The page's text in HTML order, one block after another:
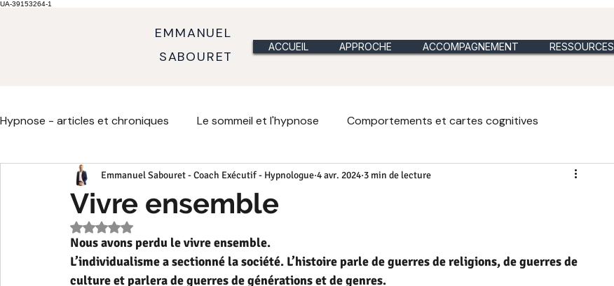
UA-39153264-1
EMMANUEL
SABOURET
ACCUEIL APPROCHE ACCOMPAGNEMENT RESSOURCES
Hypnose - articles et chroniques Le sommeil et l'hypnose Comportements et cartes cognitives
Métaphores comportement et émotions Métaphores et analogies du jour
Communiquer Fondement de l'hypnose
Vivre ensemble
Emmanuel Sabouret - Coach Exécutif - Hypnologue 4 avr. 2024 3 min de lecture
Noté NaN étoiles sur 5.
Nous avons perdu le vivre ensemble.
L’individualisme a sectionné la société. L’histoire parle de guerres de religions, de guerres de
culture et parlera de guerres de générations et de genres.